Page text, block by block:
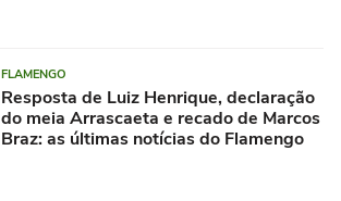
FLAMENGO
Resposta de Luiz Henrique, declaração
do meia Arrascaeta e recado de Marcos
Braz: as últimas notícias do Flamengo